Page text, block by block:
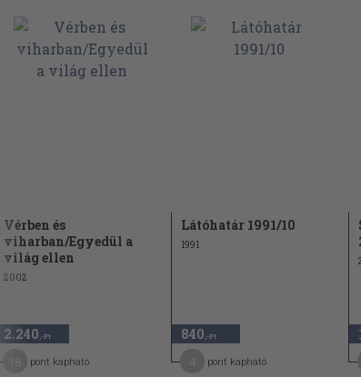
Vérben és
viharban/Egyedül a
világ ellen
2002
2.240 ,-Ft
pont kapható
Látóhatár 1991/10
1991
840 ,-Ft
pont kapható